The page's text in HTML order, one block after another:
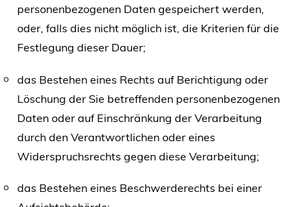
personenbezogenen Daten gespeichert werden,
oder, falls dies nicht möglich ist, die Kriterien für die
Festlegung dieser Dauer;
das Bestehen eines Rechts auf Berichtigung oder
Löschung der Sie betreffenden personenbezogenen
Daten oder auf Einschränkung der Verarbeitung
durch den Verantwortlichen oder eines
Widerspruchsrechts gegen diese Verarbeitung;
das Bestehen eines Beschwerderechts bei einer